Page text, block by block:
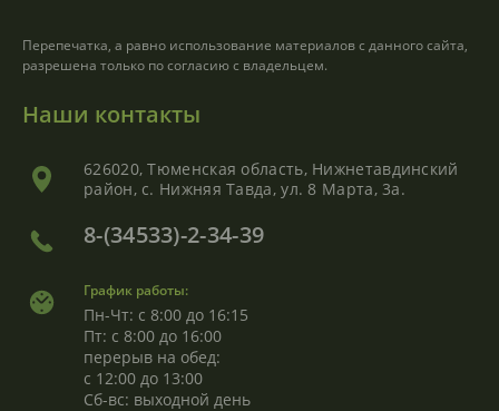
Перепечатка, а равно использование материалов с данного сайта,
разрешена только по согласию с владельцем.
Наши контакты
626020, Тюменская область, Нижнетавдинский
район, с. Нижняя Тавда, ул. 8 Марта, 3а.
8-(34533)-2-34-39
График работы:
Пн-Чт: с 8:00 до 16:15
Пт: с 8:00 до 16:00
перерыв на обед:
с 12:00 до 13:00
Сб-вс: выходной день